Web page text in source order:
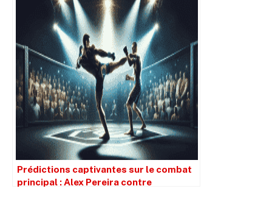
Prédictions captivantes sur le combat
principal : Alex Pereira contre